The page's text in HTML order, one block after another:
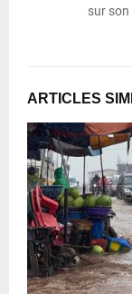
sur
ARTICLES